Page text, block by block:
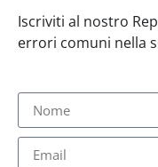
Iscriviti al nostro
errori comuni nella